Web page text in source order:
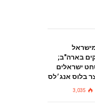
בארה"ב;
ישראלים
בלוס אנג׳לס
3,035